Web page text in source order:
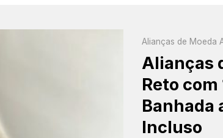
Alianças de Moeda
Alianças
Reto
Banhada
Incluso